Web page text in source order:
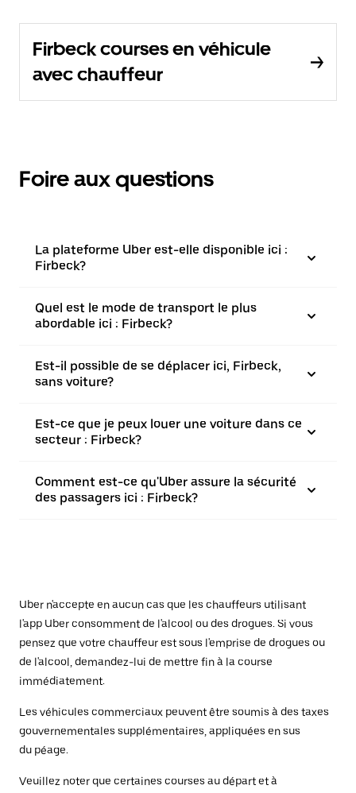
Firbeck courses en véhicule
avec chauffeur
Foire aux questions
La plateforme Uber est-elle disponible ici :
Firbeck?
Quel est le mode de transport le plus
abordable ici : Firbeck?
Est-il possible de se déplacer ici, Firbeck,
sans voiture?
Est-ce que je peux louer une voiture dans ce
secteur : Firbeck?
Comment est-ce qu'Uber assure la sécurité
des passagers ici : Firbeck?
Uber n'accepte en aucun cas que les chauffeurs utilisant
l'app Uber consomment de l'alcool ou des drogues. Si vous
pensez que votre chauffeur est sous l'emprise de drogues ou
de l'alcool, demandez-lui de mettre fin à la course
immédiatement.
Les véhicules commerciaux peuvent être soumis à des taxes
gouvernementales supplémentaires, appliquées en sus
du péage.
Veuillez noter que certaines courses au départ et à